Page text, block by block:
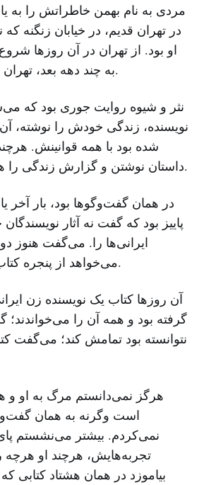
مردی به نام بهمن خاطراتش را به
در تهران قدیم، در خیابان زنگنه
او بود. از تهران در آن روزها
به چند دهه بعد، تهران این روزها می‌رسید.
نثر و شیوه روایت جوری بود که
نویسنده، زندگی خودش را نوشته،
شده بود با همه قوانینش.
داستان نوشتن و گزارش زندگی را هم خوب می‌دانست.
در همان گفت‌وگوها بود، بار
پاییز بود که گفت نه آثار
ایرانی‌ها را. می‌گفت هنوز
می‌خواهد از پنجره کتاب را پرت کند بیرون.
آن روزها کتاب یک نویسنده زن
گرفته بود و همه آن را می‌خواندند؛
نتوانسته بود تمامش کند؛ می‌گفت
هرگز نمی‌دانستم مرگ به او و
است وگرنه به همان
نمی‌کردم. بیشتر می‌نشستم
تجربه‌هایش، هرچند او
بیاموزد در همان هشتاد کتابی